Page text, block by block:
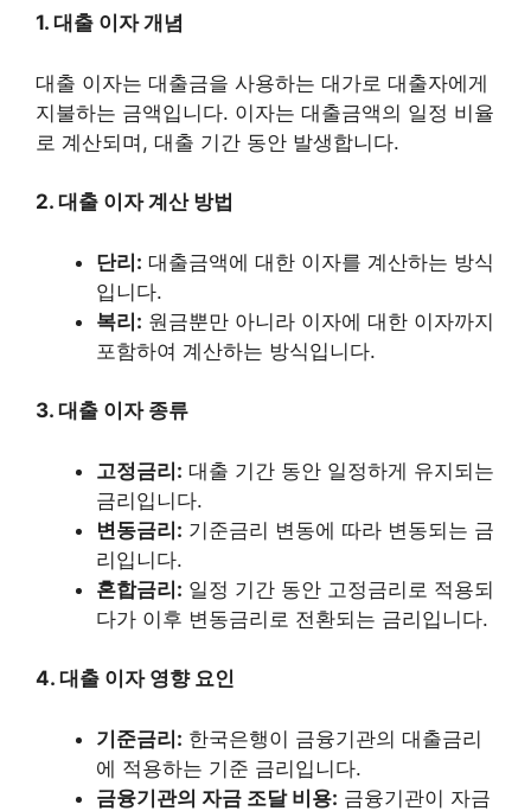
1. 대출 이자 개념
대출 이자는 대출금을 사용하는 대가로 대출자에게
지불하는 금액입니다. 이자는 대출금액의 일정 비율
로 계산되며, 대출 기간 동안 발생합니다.
2. 대출 이자 계산 방법
단리: 대출금액에 대한 이자를 계산하는 방식
입니다.
복리: 원금뿐만 아니라 이자에 대한 이자까지
포함하여 계산하는 방식입니다.
3. 대출 이자 종류
고정금리: 대출 기간 동안 일정하게 유지되는
금리입니다.
변동금리: 기준금리 변동에 따라 변동되는 금
리입니다.
혼합금리: 일정 기간 동안 고정금리로 적용되
다가 이후 변동금리로 전환되는 금리입니다.
4. 대출 이자 영향 요인
기준금리: 한국은행이 금융기관의 대출금리
에 적용하는 기준 금리입니다.
금융기관의 자금 조달 비용: 금융기관이 자금